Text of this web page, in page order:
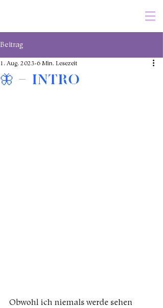
Beitrag
🦋 – Intro
1. Aug. 2023 6 Min. Lesezeit
Obwohl ich niemals werde sehen